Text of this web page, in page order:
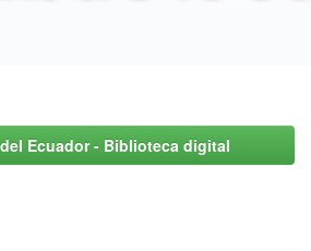
Ecuador - Biblioteca digital